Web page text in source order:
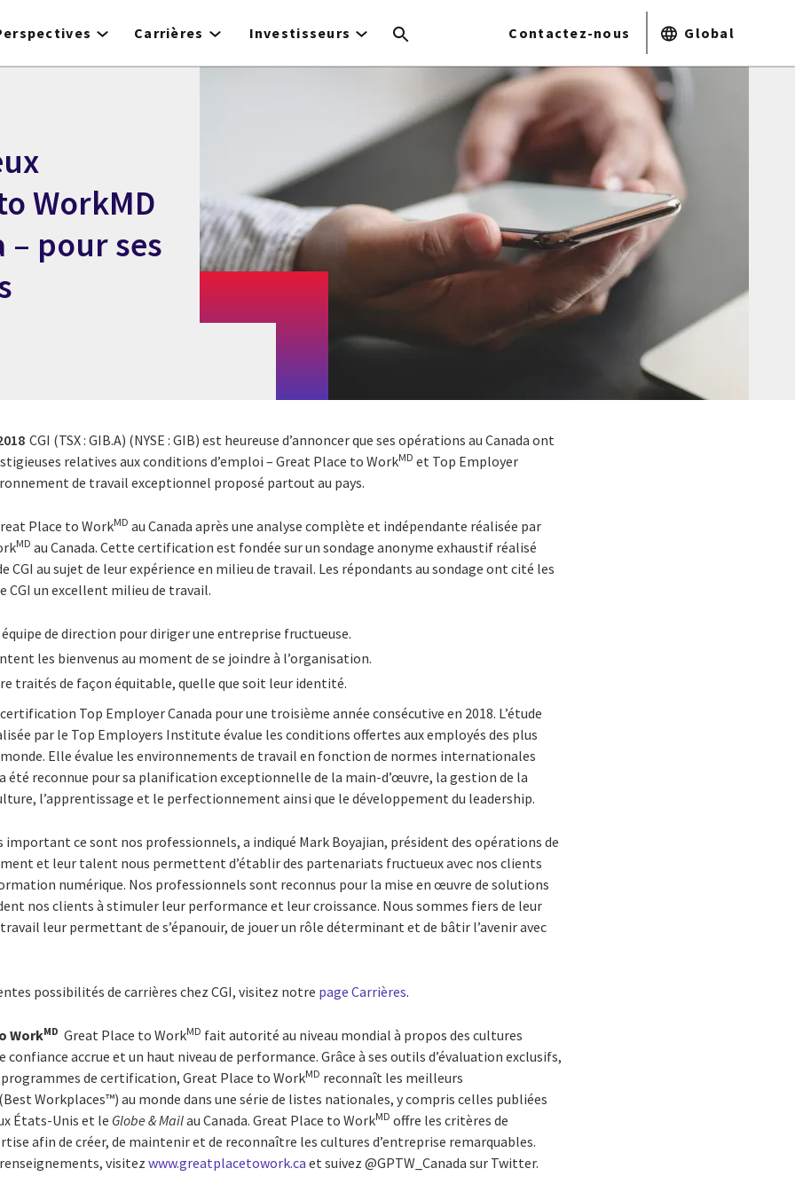
Carrières Investisseurs Contactez-nous Global
WorkMD
– pour ses
CGI (TSX : GIB.A) (NYSE : GIB) est heureuse d’annoncer que ses opérations au Canada ont
relatives aux conditions d’emploi – Great Place to WorkMD et Top Employer
de travail exceptionnel proposé partout au pays.
Place to WorkMD au Canada après une analyse complète et indépendante réalisée par
MD au Canada. Cette certification est fondée sur un sondage anonyme exhaustif réalisé
CGI au sujet de leur expérience en milieu de travail. Les répondants au sondage ont cité les
CGI un excellent milieu de travail.
de direction pour diriger une entreprise fructueuse.
les bienvenus au moment de se joindre à l’organisation.
traités de façon équitable, quelle que soit leur identité.
Top Employer Canada pour une troisième année consécutive en 2018. L’étude
par le Top Employers Institute évalue les conditions offertes aux employés des plus
Elle évalue les environnements de travail en fonction de normes internationales
a été reconnue pour sa planification exceptionnelle de la main-d’œuvre, la gestion de la
l’apprentissage et le perfectionnement ainsi que le développement du leadership.
important ce sont nos professionnels, a indiqué Mark Boyajian, président des opérations de
et leur talent nous permettent d’établir des partenariats fructueux avec nos clients
numérique. Nos professionnels sont reconnus pour la mise en œuvre de solutions
nos clients à stimuler leur performance et leur croissance. Nous sommes fiers de leur
leur permettant de s’épanouir, de jouer un rôle déterminant et de bâtir l’avenir avec
possibilités de carrières chez CGI, visitez notre page Carrières.
WorkMD Great Place to WorkMD fait autorité au niveau mondial à propos des cultures
confiance accrue et un haut niveau de performance. Grâce à ses outils d’évaluation exclusifs,
programmes de certification, Great Place to WorkMD reconnaît les meilleurs
Workplaces™) au monde dans une série de listes nationales, y compris celles publiées
États-Unis et le Globe & Mailau Canada. Great Place to WorkMD offre les critères de
afin de créer, de maintenir et de reconnaître les cultures d’entreprise remarquables.
visitezwww.greatplacetowork.ca et suivez @GPTW_Canada sur Twitter.